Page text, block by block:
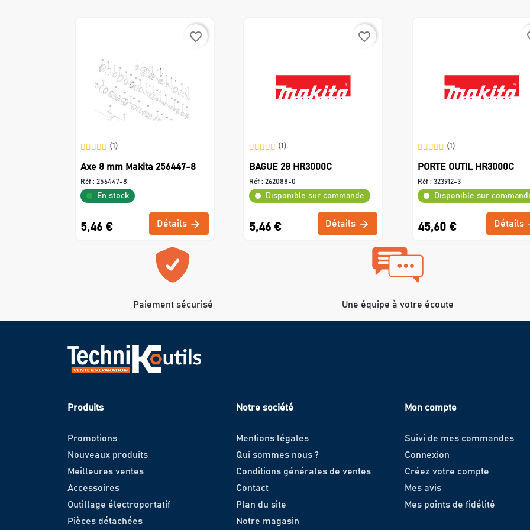
favorite_border
(1)
Axe 8 mm Makita 256447-8
Réf : 256447-8
En stock
5,46 € Détails
favorite_border
(1)
BAGUE 28 HR3000C
Réf : 262088-0
Disponible sur commande
5,46 € Détails
(1)
PORTE OUTIL HR3000C
Réf : 323912-3
Disponible sur
45,60 € Détails
Paiement sécurisé Une équipe à votre écoute
Produits
Promotions
Nouveaux produits
Meilleures ventes
Accessoires
Outillage électroportatif
Pièces détachées
Notre société
Mentions légales
Qui sommes nous ?
Conditions générales de ventes
Contact
Plan du site
Notre magasin
Mon compte
Suivi de mes commandes
Connexion
Créez votre compte
Mes avis
Mes points de fidélité